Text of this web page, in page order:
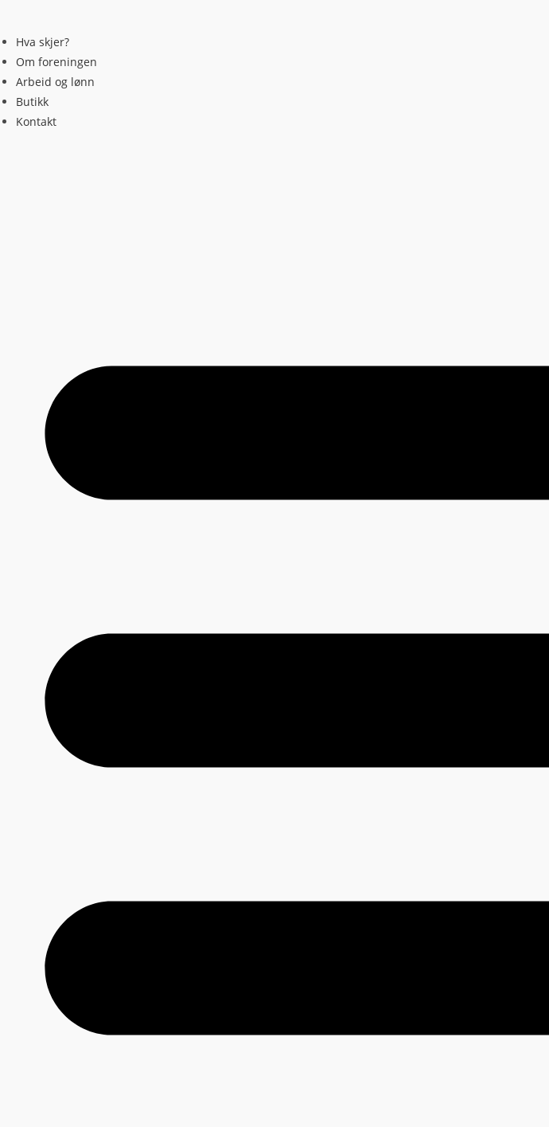
content
Hva skjer?
Om foreningen
Arbeid og lønn
Butikk
Kontakt